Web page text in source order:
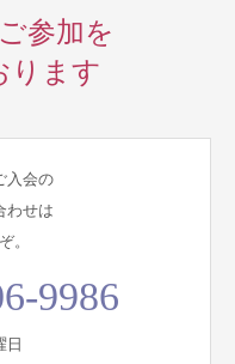
参加を
ります
入会の
わせは
。
9986
日